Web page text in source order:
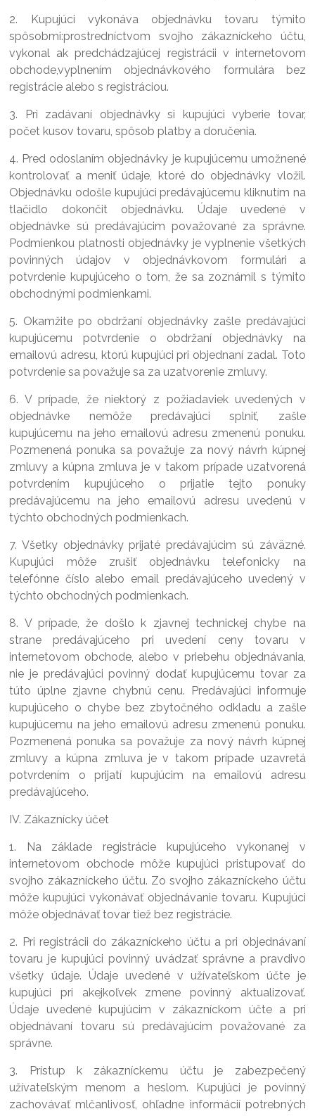
2. Kupujúci vykonáva objednávku tovaru týmito
spôsobmi:prostredníctvom svojho zákazníckeho účtu,
vykonal ak predchádzajúcej registrácii v internetovom
obchode,vyplnením objednávkového formulára bez
registrácie alebo s registráciou.
3. Pri zadávaní objednávky si kupujúci vyberie tovar,
počet kusov tovaru, spôsob platby a doručenia.
4. Pred odoslaním objednávky je kupujúcemu umožnené
kontrolovať a meniť údaje, ktoré do objednávky vložil.
Objednávku odošle kupujúci predávajúcemu kliknutím na
tlačidlo dokončit objednávku. Údaje uvedené v
objednávke sú predávajúcim považované za správne.
Podmienkou platnosti objednávky je vyplnenie všetkých
povinných údajov v objednávkovom formulári a
potvrdenie kupujúceho o tom, že sa zoznámil s týmito
obchodnými podmienkami.
5. Okamžite po obdržaní objednávky zašle predávajúci
kupujúcemu potvrdenie o obdržaní objednávky na
emailovú adresu, ktorú kupujúci pri objednaní zadal. Toto
potvrdenie sa považuje sa za uzatvorenie zmluvy.
6. V prípade, že niektorý z požiadaviek uvedených v
objednávke nemôže predávajúci splniť, zašle
kupujúcemu na jeho emailovú adresu zmenenú ponuku.
Pozmenená ponuka sa považuje za nový návrh kúpnej
zmluvy a kúpna zmluva je v takom prípade uzatvorená
potvrdením kupujúceho o prijatie tejto ponuky
predávajúcemu na jeho emailovú adresu uvedenú v
týchto obchodných podmienkach.
7. Všetky objednávky prijaté predávajúcim sú záväzné.
Kupujúci môže zrušiť objednávku telefonicky na
telefónne číslo alebo email predávajúceho uvedený v
týchto obchodných podmienkach.
8. V prípade, že došlo k zjavnej technickej chybe na
strane predávajúceho pri uvedení ceny tovaru v
internetovom obchode, alebo v priebehu objednávania,
nie je predávajúci povinný dodať kupujúcemu tovar za
túto úplne zjavne chybnú cenu. Predávajúci informuje
kupujúceho o chybe bez zbytočného odkladu a zašle
kupujúcemu na jeho emailovú adresu zmenenú ponuku.
Pozmenená ponuka sa považuje za nový návrh kúpnej
zmluvy a kúpna zmluva je v takom prípade uzavretá
potvrdením o prijatí kupujúcim na emailovú adresu
predávajúceho.
IV. Zákaznícky účet
1. Na základe registrácie kupujúceho vykonanej v
internetovom obchode môže kupujúci pristupovať do
svojho zákazníckeho účtu. Zo svojho zákazníckeho účtu
môže kupujúci vykonávať objednávanie tovaru. Kupujúci
môže objednávať tovar tiež bez registrácie.
2. Pri registrácii do zákazníckeho účtu a pri objednávaní
tovaru je kupujúci povinný uvádzať správne a pravdivo
všetky údaje. Údaje uvedené v užívateľskom účte je
kupujúci pri akejkoľvek zmene povinný aktualizovať.
Údaje uvedené kupujúcim v zákazníckom účte a pri
objednávaní tovaru sú predávajúcim považované za
správne.
3. Prístup k zákazníckemu účtu je zabezpečený
užívateľským menom a heslom. Kupujúci je povinný
zachovávať mlčanlivosť, ohľadne informácií potrebných